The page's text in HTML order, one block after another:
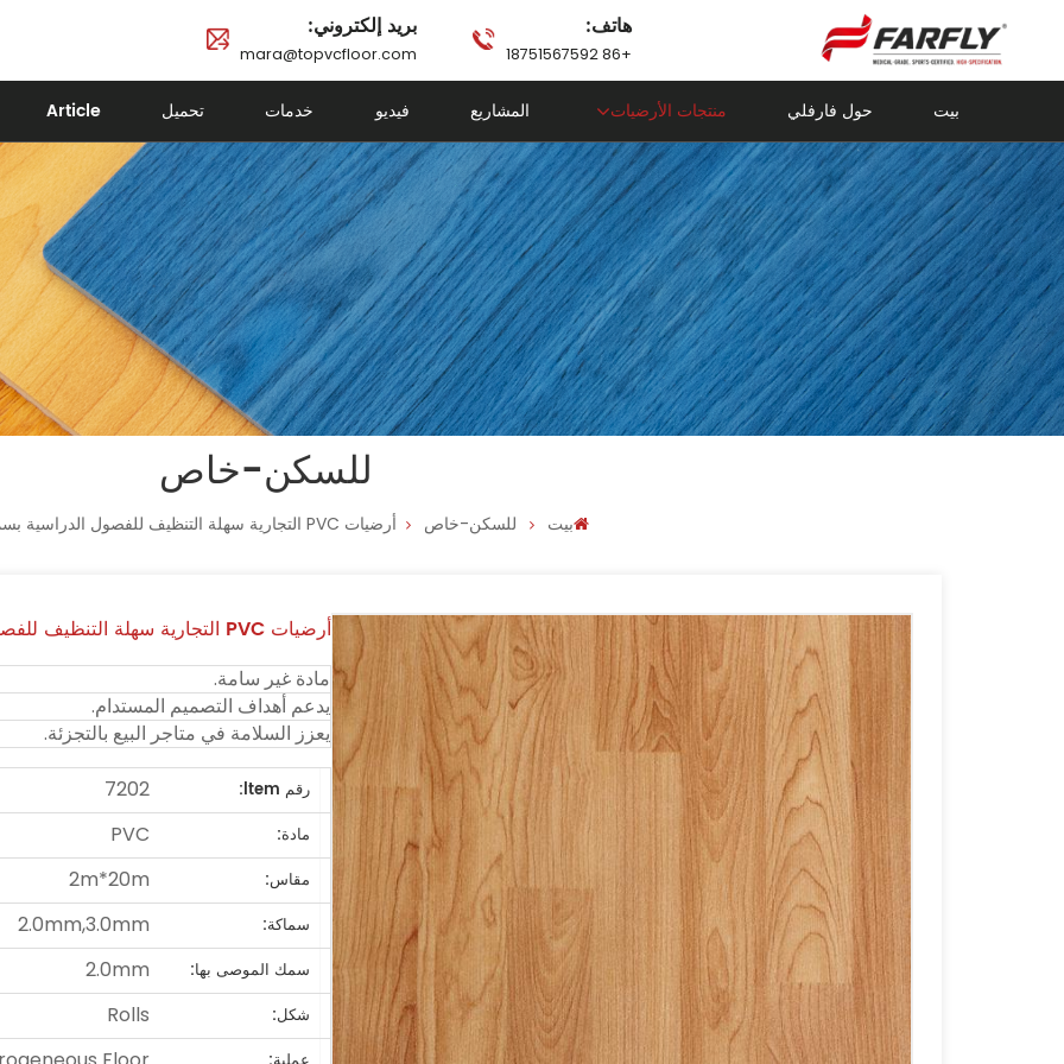
هاتف:
+86 18751567592
بريد إلكتروني:
mara@topvcfloor.com
بيت حول فارفلي منتجات الأرضيات المشاريع فيديو خدمات تحميل Article
للسكن-خاص
بيت للسكن-خاص أرضيات PVC التجارية سهلة التنظيف للفصول الدراسية بسمك 3 مم
أرضيات PVC التجارية سهلة التنظيف للفصول الدراسية بسمك 3 مم
مادة غير سامة.
يدعم أهداف التصميم المستدام.
يعزز السلامة في متاجر البيع بالتجزئة.
رقم ltem: 7202
مادة: PVC
مقاس: 2m*20m
سماكة: 2.0mm,3.0mm
سمك الموصى بها: 2.0mm
شكل: Rolls